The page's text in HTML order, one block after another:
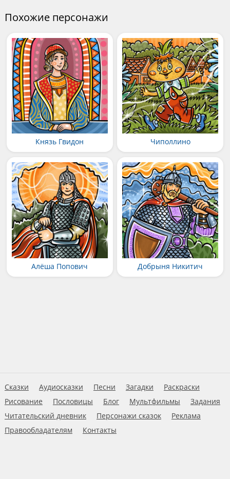
Похожие персонажи
Князь Гвидон Чиполлино
Алёша Попович Добрыня Никитич
Сказки Аудиосказки Песни Загадки
Раскраски
Рисование
Пословицы Блог Мультфильмы
Задания
Читательский дневник
Персонажи сказок
Реклама
Правообладателям
Контакты